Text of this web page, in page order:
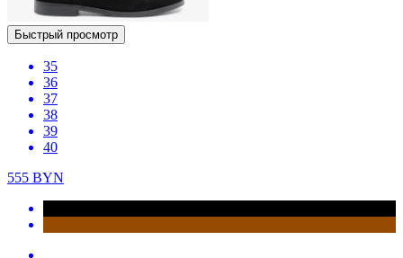
Быстрый просмотр
35
36
37
38
39
40
555 BYN